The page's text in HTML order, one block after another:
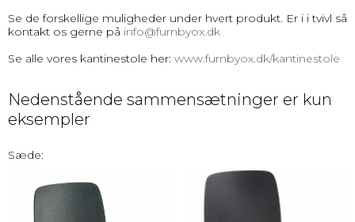
Se de forskellige muligheder under hvert produkt. Er i i tvivl så
kontakt os gerne på info@furnbyox.dk
Se alle vores kantinestole her: www.furnbyox.dk/kantinestole
Nedenstående sammensætninger er kun
eksempler
Sæde: